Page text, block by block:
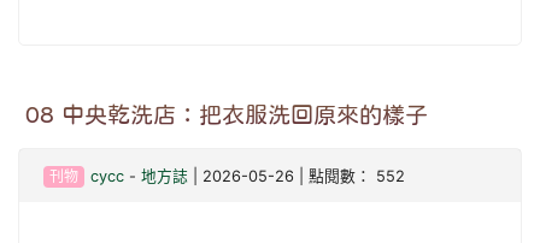
08 中央乾洗店：把衣服洗回原來的樣子
刊物 cycc- 地方誌 | 2026-05-26 | 點閱數： 552